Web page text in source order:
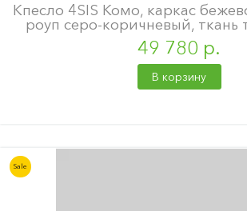
Кпесло 4SIS Комо, каркас
роуп серо-коричневый, ткань
49 780 р.
В корзину
Sale